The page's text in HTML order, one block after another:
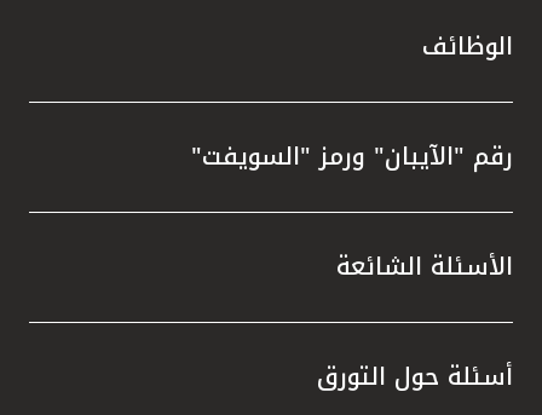
الوظائف
رقم "الآيبان" ورمز "السويفت"
الأسئلة الشائعة
أسئلة حول التورق